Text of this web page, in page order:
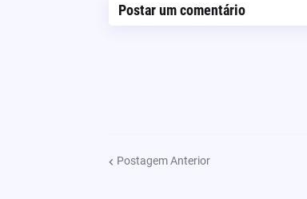
Postar um comentário
Postagem Anterior